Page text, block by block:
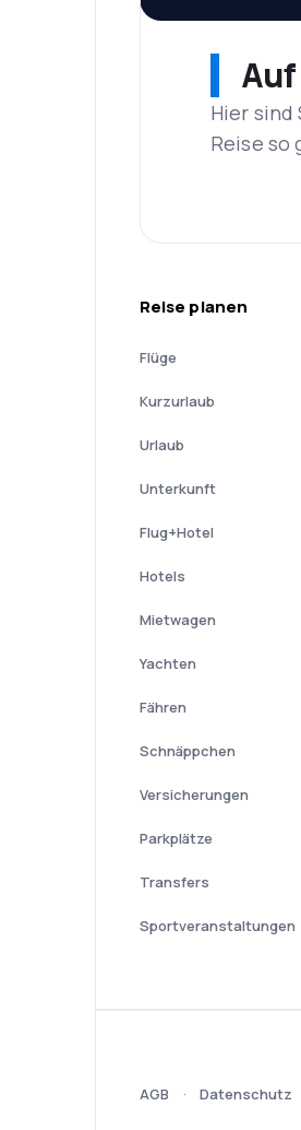
Hier
Reise so
Reise planen
Flüge
Kurzurlaub
Urlaub
Unterkunft
Flug+Hotel
Hotels
Mietwagen
Yachten
Fähren
Schnäppchen
Versicherungen
Parkplätze
Transfers
Sportveranstaltungen
AGB Datenschutz